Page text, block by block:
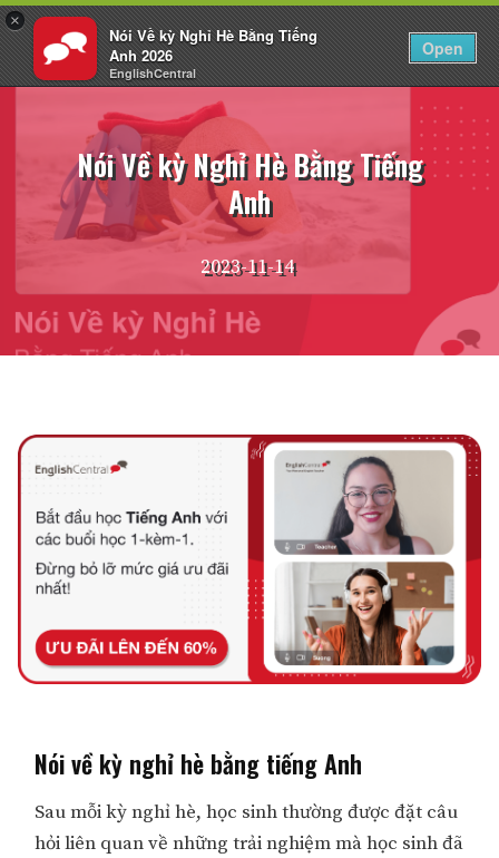
×
Nói Về kỳ Nghỉ Hè Bằng Tiếng
Anh 2026
EnglishCentral
Open
Đăng nhập VI
Chuyển
Nói Về kỳ Nghỉ Hè Bằng Tiếng
Anh
2023-11-14
Nói về kỳ nghỉ hè bằng tiếng Anh
Sau mỗi kỳ nghỉ hè, học sinh thường được đặt câu
hỏi liên quan về những trải nghiệm mà học sinh đã